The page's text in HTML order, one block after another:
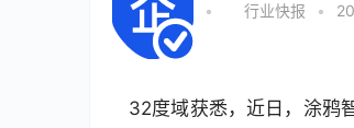
• 行业快报 •
32度域获悉，近日，涂鸦